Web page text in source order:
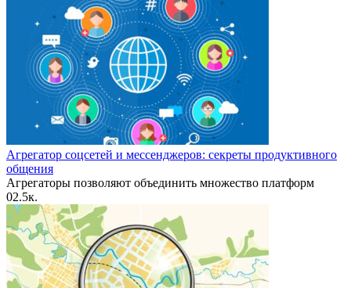
Агрегатор соцсетей и мессенджеров: секреты продуктивного
общения
Агрегаторы позволяют объединить множество платформ
02.5к.